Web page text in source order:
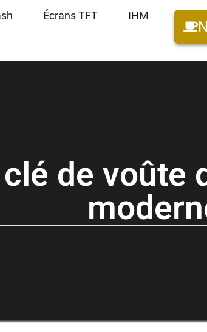
Écrans TFT IHM
de voûte